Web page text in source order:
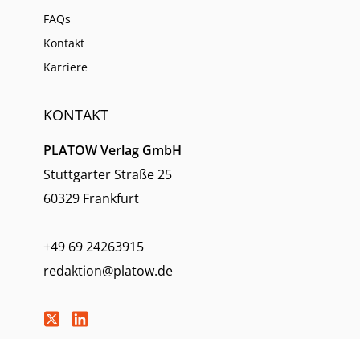
FAQs
Kontakt
Karriere
KONTAKT
PLATOW Verlag GmbH
Stuttgarter Straße 25
60329 Frankfurt
+49 69 24263915
redaktion@platow.de